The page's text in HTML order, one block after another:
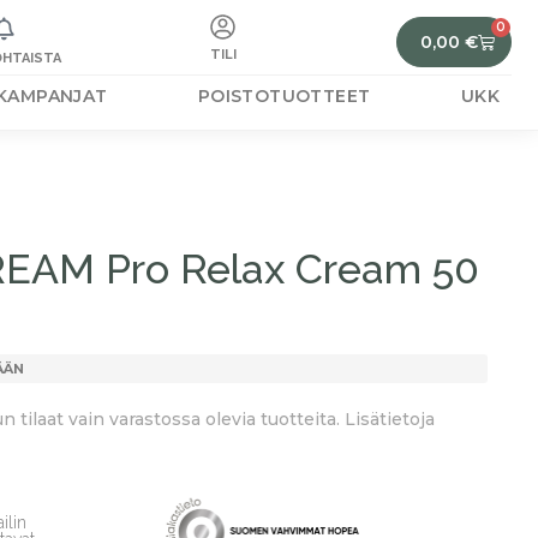
TILI
0,00 €
0
POISTOTUOTTEET UKK
Pro Relax Cream 50
tilaat vain varastossa olevia tuotteita. Lisätietoja